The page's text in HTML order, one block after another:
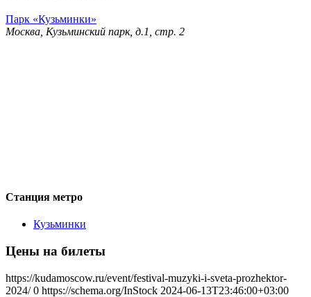
Парк «Кузьминки»
Москва, Кузьминский парк, д.1, стр. 2
Станция метро
Кузьминки
Цены на билеты
https://kudamoscow.ru/event/festival-muzyki-i-sveta-prozhektor-
2024/ 0 https://schema.org/InStock 2024-06-13T23:46:00+03:00